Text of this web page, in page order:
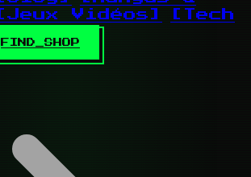
[Jeux Vidéos]
[Tech
FIND_SHOP